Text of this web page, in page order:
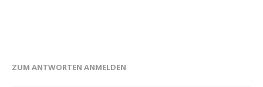
ZUM ANTWORTEN ANMELDEN